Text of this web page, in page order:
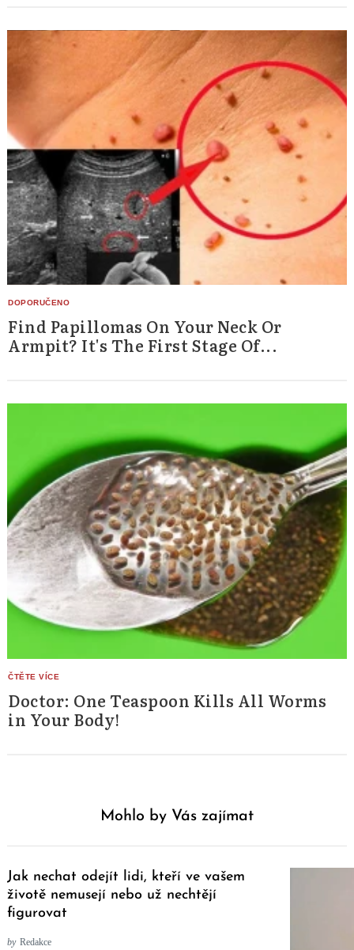
Find Papillomas On Your Neck Or
Armpit? It's The First Stage Of...
Doctor: One Teaspoon Kills All Worms
in Your Body!
Mohlo by Vás zajímat
Jak nechat odejít lidi, kteří ve vašem
životě nemusejí nebo už nechtějí
figurovat
by Redakce